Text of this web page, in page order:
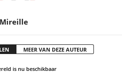
Mireille
MEER VAN DEZE AUTEUR
is nu beschikbaar